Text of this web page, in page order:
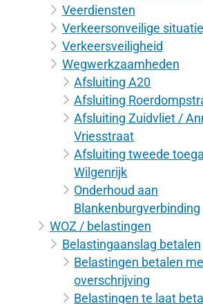
Veerdiensten
Verkeersonveilige
Verkeersveiligheid
Wegwerkzaamheden
Afsluiting A20
Afsluiting
Afsluiting Zuidvliet /
Vriesstraat
Afsluiting tweede
Wilgenrijk
Onderhoud aan
Blankenburgverbinding
WOZ / belastingen
Belastingaanslag betalen
Belastingen betalen
overschrijving
Belastingen te laat